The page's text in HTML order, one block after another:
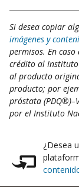
Si desea copiar
imágenes y
permisos. En
crédito al Instituto
al producto
producto; por
próstata
por el Instituto
¿Desea